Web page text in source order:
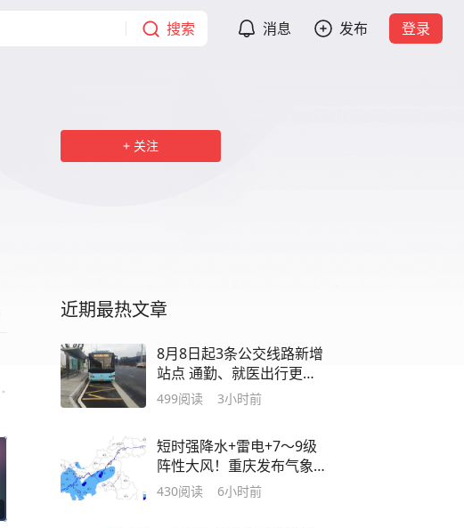
搜索 消息 发布 登录
关注
近期最热文章
8月8日起3条公交线路新增
站点 通勤、就医出行更方
便
499阅读 3小时前
短时强降水+雷电+7～9级
阵性大风！重庆发布气象
临灾警报
430阅读 6小时前